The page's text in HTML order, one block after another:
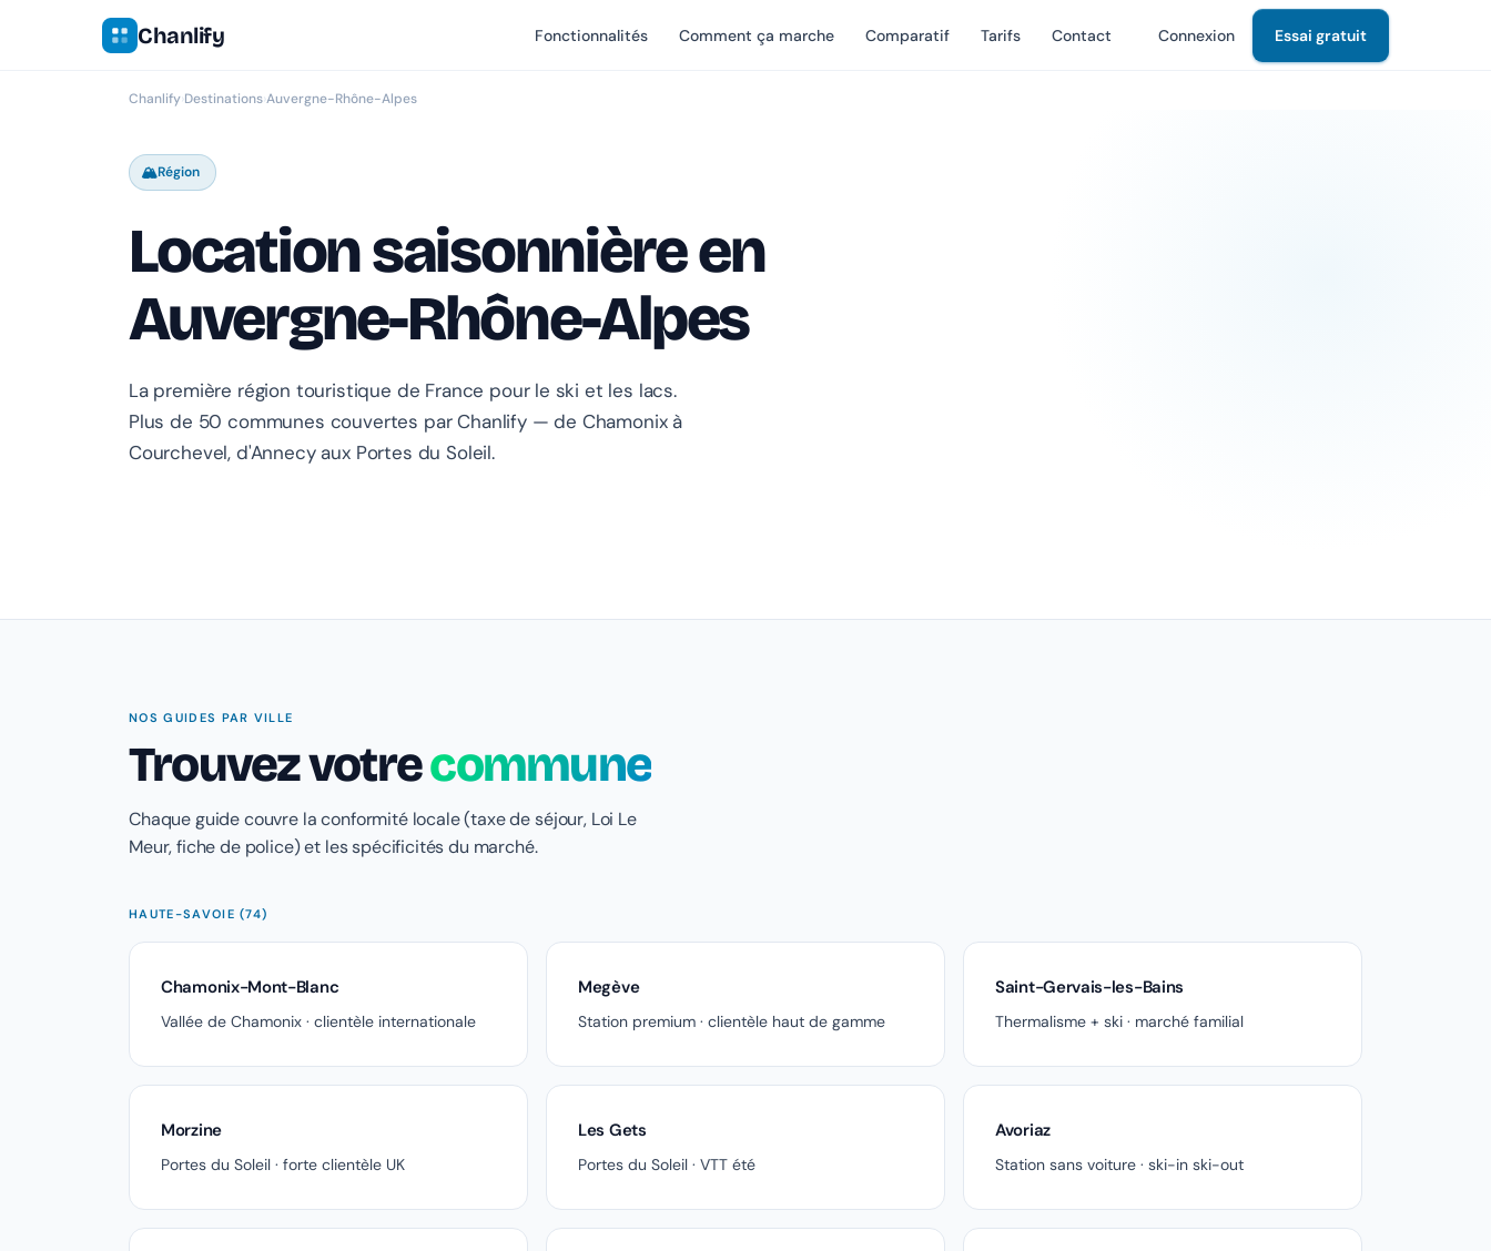
Chanlify Fonctionnalités Comment ça marche Comparatif Tarifs Contact Connexion Essai gratuit
Chanlify›Destinations›Auvergne-Rhône-Alpes
🏔️Région
Location saisonnière en
Auvergne-Rhône-Alpes
La première région touristique de France pour le ski et les lacs.
Plus de 50 communes couvertes par Chanlify — de Chamonix à
Courchevel, d'Annecy aux Portes du Soleil.
NOS GUIDES PAR VILLE
Trouvez votrecommune
Chaque guide couvre la conformité locale (taxe de séjour, Loi Le
Meur, fiche de police) et les spécificités du marché.
HAUTE-SAVOIE (74)
Chamonix-Mont-Blanc
Vallée de Chamonix · clientèle internationale
Megève
Station premium · clientèle haut de gamme
Saint-Gervais-les-Bains
Thermalisme + ski · marché familial
Morzine
Portes du Soleil · forte clientèle UK
Les Gets
Portes du Soleil · VTT été
Avoriaz
Station sans voiture · ski-in ski-out